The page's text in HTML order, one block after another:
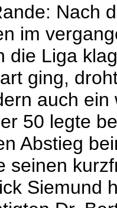
Nach
im
die Liga
ging,
auch
50 legte
Abstieg
seinen
Siemund